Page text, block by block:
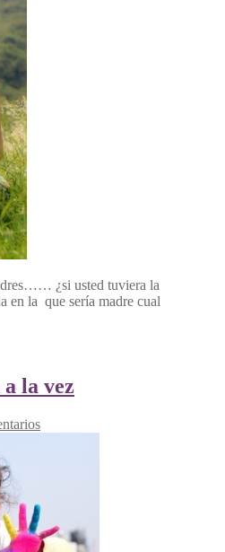
¿si usted tuviera la
en la que sería madre cual
la vez